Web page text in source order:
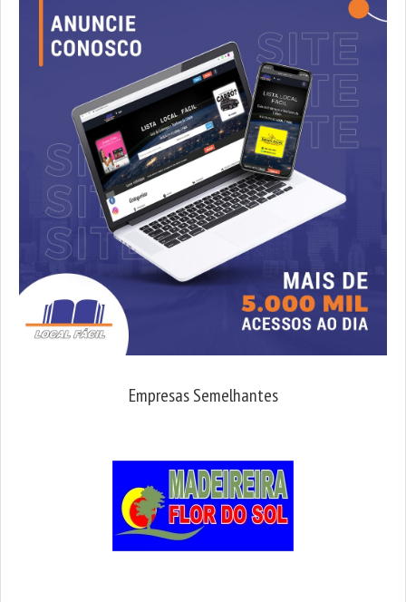
Empresas Semelhantes